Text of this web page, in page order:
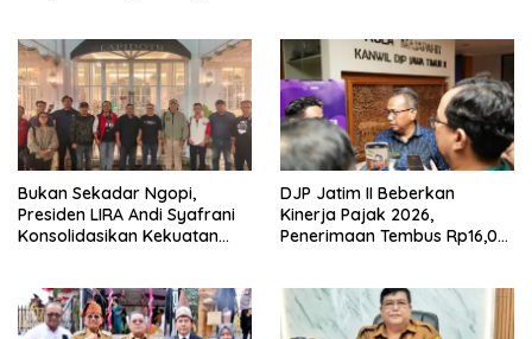
Buka suara
Bukan Sekadar Ngopi,
Presiden LIRA Andi Syafrani
Konsolidasikan Kekuatan
DJP Jatim II Beberkan
Kinerja Pajak 2026,
Penerimaan Tembus Rp16,08